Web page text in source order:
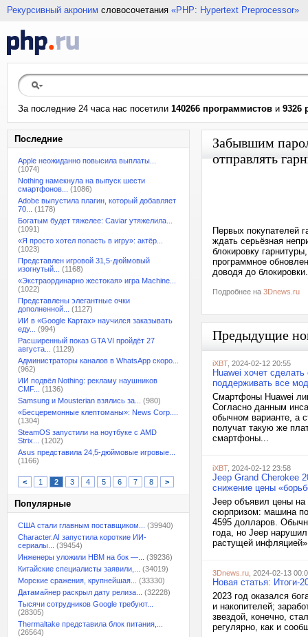
Рекурсивный акроним словосочетания «PHP: Hypertext Preprocessor»
За последние 24 часа нас посетили 140266 программистов и 9326
Последние
Apple неожиданно повысила выплаты...
(1074)
Nothing намекнула на выпуск шести
смартфонов...
(1086)
Adobe выпустила плагин, который добавляет
70...
(1178)
Богатым будет тяжелее: Caviar утяжелила...
(1091)
«Я просто хотел попасть в игру»: актёр...
(1023)
Представлен игровой 31,5-дюймовый
изогнутый...
(1168)
«Экстраординарно жестокая» игра Machine...
(1022)
Представлены элегантные очки
дополненной...
(1127)
ИИ в «Google Картах» научился заказывать
еду...
(994)
Расширенный показ GTA VI пройдёт 27
августа...
(1129)
Администраторы каналов в WhatsApp скоро...
(962)
ИИ подвёл Nothing: рекламу наушников
CMF...
(1136)
Samsung и Mousterian взялись за...
(980)
«Бесцеремонные клептоманы»: News Corp....
(1304)
SteamOS запустили на ноутбуке с AMD
Strix...
(1202)
Asus представила 24,5-дюймовые игровые...
(1166)
< 1 2 3 4 5 6 7 8 >
Популярные
США стали главным поставщиком...
(39940)
Character.AI запустила короткие ИИ-
сериалы...
(39454)
Инженеры уложили HBM на бок —...
(39236)
Китайские специалисты заявили,...
(34019)
Морские сражения, крупнейшая...
(33330)
Датамайнер раскрыл дату релиза...
(32228)
Тысячи сотрудников Google требуют...
(28305)
Thermaltake представила блок питания,...
(26564)
Забывшим
отправлять
Первых покупателей
ждать серьёзная
блокировку
программное
доводя до
Подробнее на 3Dnews.ru
Предыдущие
iXBT, 2024-02-12 20:55
Huawei хочет
поддерживать все
Смартфоны Huawei
Согласно данным
обычном варианте, а
получат такую же
смартфоны...
iXBT, 2024-02-12 23:58
Jeep Grand Cherokee
снижение цены
Jeep объявил цены
сюрпризом: машина
4595 долларов.
года, но Jeep
растущей
3Dnews.ru , 2024-02-13
Новая статья: Итоги-
2023 год оказался
и накопителей;
звездой, конечно,
регулярно, как и